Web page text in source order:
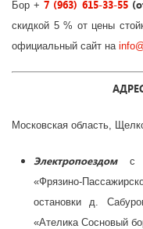
Бор +7 (963) 615-33-55
скидкой 5 % от цены
официальный сайт на info
Московская область,
Электропоездом
с
«Фрязино-
остановки д.
«Ателика Сосновый